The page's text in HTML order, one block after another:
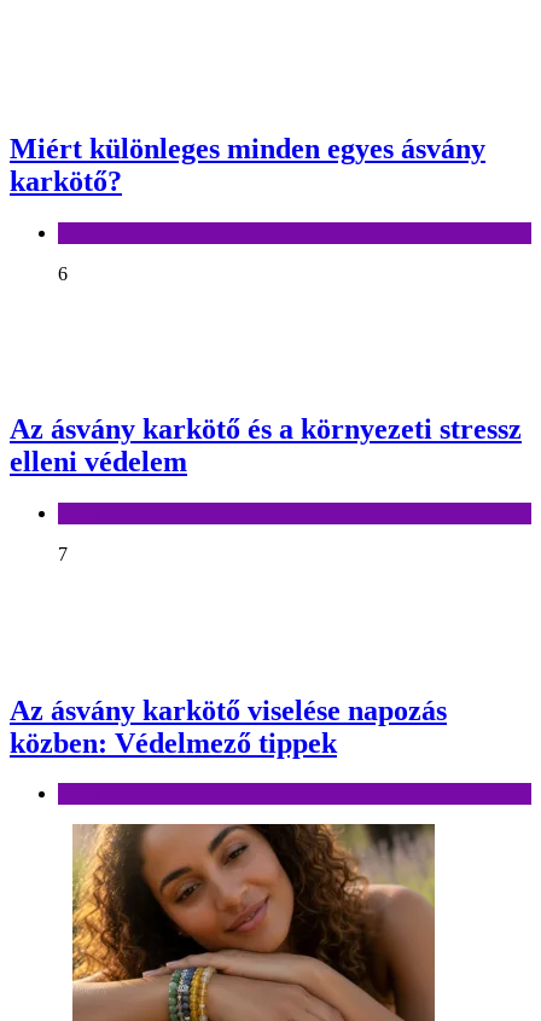
Miért különleges minden egyes ásvány
karkötő?
6
Az ásvány karkötő és a környezeti stressz
elleni védelem
7
Az ásvány karkötő viselése napozás
közben: Védelmező tippek